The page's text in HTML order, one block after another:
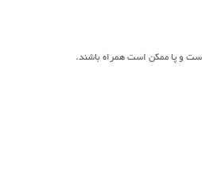
و پا ممکن است همراه باشند.